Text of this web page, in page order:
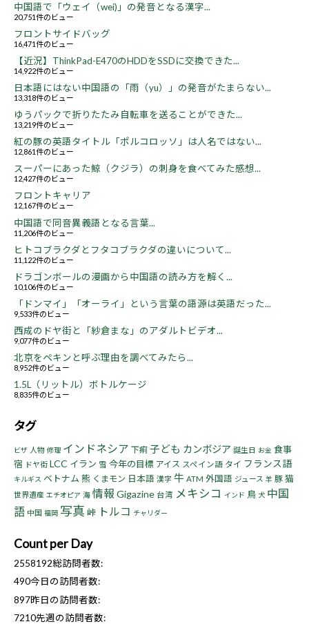
中国語で「ウェイ（wei)」の発音となる漢字...
20,751件のビュー
フロントサイドバッグ
16,471件のビュー
【近況】ThinkPad-E470のHDDをSSDに交換できた...
14,922件のビュー
日本語にはない中国語の「雨（yu）」の発音がたまらない...
13,318件のビュー
ゆうパックで折りたたみ自転車を送ることができた...
13,219件のビュー
紅の豚の英語タイトル「ポルコロッソ」は人名ではない...
12,861件のビュー
スーパーにあった鯨（クジラ）の刺身を食べてみた感想...
12,427件のビュー
フロントキャリア
12,167件のビュー
中国語で同音異義語となる言葉...
11,206件のビュー
ヒトコブラクダとフタコブラクダの違いについて...
11,122件のビュー
ドラゴンボールの漫画から中国語の読み方を解く...
10,106件のビュー
「ドンマイ」「オーライ」という言葉の語源は英語だった...
9,533件のビュー
西成のドヤ街と「紗倉まな」のアダルトビデオ...
9,077件のビュー
北京をペキンと呼ぶ理由を調べてみたら...
8,952件のビュー
1.5L（リットル）ボトルケージ
8,835件のビュー
タグ
ビザ 人物 修理 インドネシア 下痢 子ども カンボジア 誕生日 お金 食事
宿 ドヤ街 LCC イラン 雪 今年の目標 アイス スペイン語 タイ フランス語
キルギス ベトナム 熊 くまモン 日本語 漢字 牛 ATM 外国語 ジュース 羊 豚 猫
世界遺産 エチオピア 海 情報 Gigazine 台湾 メキシコ インド 鳥 犬 中国
語 中国 福岡 写真 峠 トルコ チャリダー
Count per Day
2558192総訪問者数:
490今日の訪問者数:
897昨日の訪問者数:
7210先週の訪問者数: